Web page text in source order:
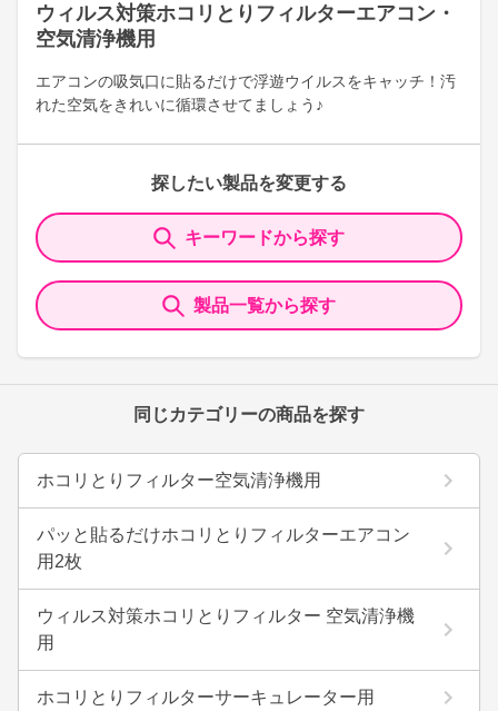
ウィルス対策ホコリとりフィルターエアコン・
空気清浄機用
エアコンの吸気口に貼るだけで浮遊ウイルスをキャッチ！汚
れた空気をきれいに循環させてましょう♪
探したい製品を変更する
キーワードから探す
製品一覧から探す
同じカテゴリーの商品を探す
ホコリとりフィルター空気清浄機用
パッと貼るだけホコリとりフィルターエアコン
用2枚
ウィルス対策ホコリとりフィルター 空気清浄機
用
ホコリとりフィルターサーキュレーター用